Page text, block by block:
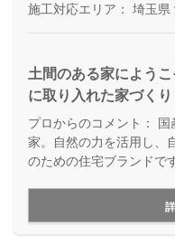
施工対応エリア： 埼玉県
土間のある家によう
に取り入れた家づくり
プロからのコメント： 国
家。自然の力を活用し、
のための住宅ブランドで
をご提案しています。ベ
アウトドアグッズを収納
いが適正価格で建てられ